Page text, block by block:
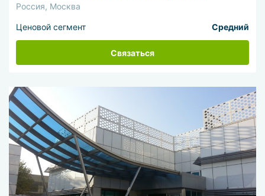
Россия, Москва
Ценовой сегмент Средний
Связаться